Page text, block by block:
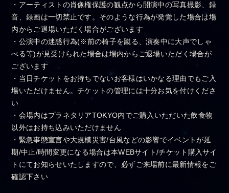
・アーティストの肖像権保護の観点から開演中の写真撮影、録
音、録画は一切禁止です。そのような行為が発覚した場合は場
内からご退場いただく場合がございます
・公演中の迷惑行為(※前の椅子を蹴る、演奏中に大声でしゃ
べる等)が見受けられた場合は場内からご退場いただく場合が
ございます
・当日チケットをお持ちでないお客様はいかなる理由でもご入
場いただけません。チケットの管理には十分お気を付けくださ
い
・会場内はプラネタリアTOKYO内でご購入いただいた飲食物
以外はお持ち込みいただけません
・緊急事態宣言や大規模災害/台風などの影響でイベントが延
期/中止/時間変更になる場合は本WEBサイト/チケット購入サイ
トにてお知らせいたしますので、必ずご来場前に最新情報をご
確認下さい